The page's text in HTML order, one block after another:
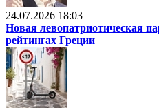
24.07.2026 18:03
Новая левопатриотическая
рейтингах Греции